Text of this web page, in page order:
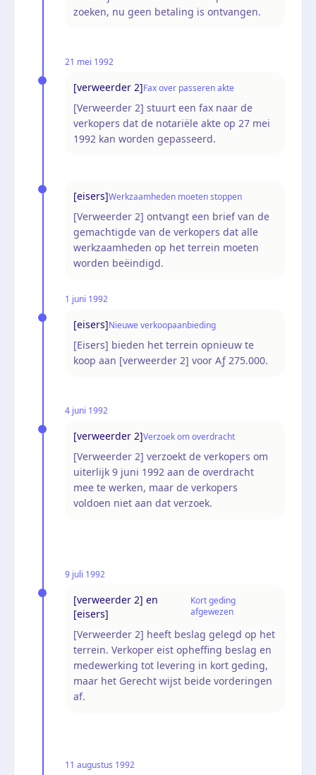
zoeken, nu geen betaling is ontvangen.
21 mei 1992
[verweerder 2]Fax over passeren akte
[Verweerder 2] stuurt een fax naar de
verkopers dat de notariële akte op 27 mei
1992 kan worden gepasseerd.
[eisers]Werkzaamheden moeten stoppen
[Verweerder 2] ontvangt een brief van de
gemachtigde van de verkopers dat alle
werkzaamheden op het terrein moeten
worden beëindigd.
1 juni 1992
[eisers]Nieuwe verkoopaanbieding
[Eisers] bieden het terrein opnieuw te
koop aan [verweerder 2] voor Aƒ 275.000.
4 juni 1992
[verweerder 2]Verzoek om overdracht
[Verweerder 2] verzoekt de verkopers om
uiterlijk 9 juni 1992 aan de overdracht
mee te werken, maar de verkopers
voldoen niet aan dat verzoek.
9 juli 1992
[verweerder 2] en
[eisers]
Kort geding
afgewezen
[Verweerder 2] heeft beslag gelegd op het
terrein. Verkoper eist opheffing beslag en
medewerking tot levering in kort geding,
maar het Gerecht wijst beide vorderingen
af.
11 augustus 1992